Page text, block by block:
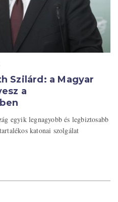
Szilárd: a Magyar
a
egyik legnagyobb és legbiztosabb
katonai szolgálat